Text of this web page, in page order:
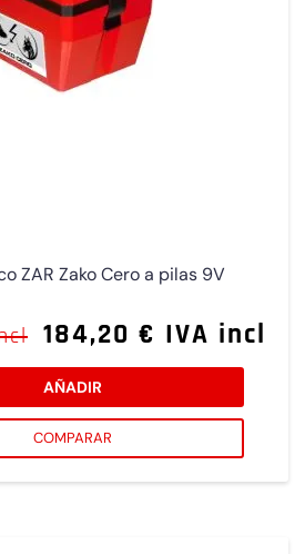
ZAR Zako Cero a pilas 9V
184,20 € IVA incl
AÑADIR
COMPARAR